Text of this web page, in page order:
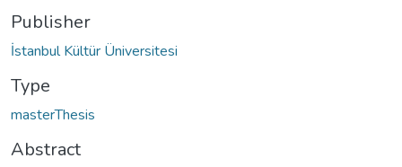
Publisher
İstanbul Kültür Üniversitesi
Type
masterThesis
Abstract